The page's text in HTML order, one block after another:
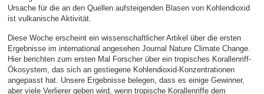
Ursache für die an den Quellen aufsteigenden Blasen von Kohlendioxid
ist vulkanische Aktivität.
Diese Woche erscheint ein wissenschaftlicher Artikel über die ersten
Ergebnisse im international angesehen Journal Nature Climate Change.
Hier berichten zum ersten Mal Forscher über ein tropisches Korallenriff-
Ökosystem, das sich an gestiegene Kohlendioxid-Konzentrationen
angepasst hat. Unsere Ergebnisse belegen, dass es einige Gewinner,
aber viele Verlierer geben wird, wenn tropische Korallenriffe dem